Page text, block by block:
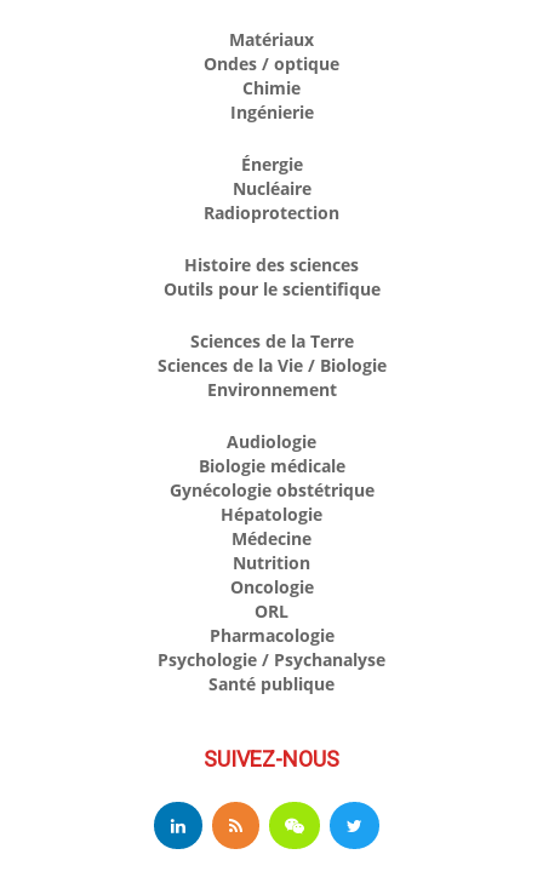
Matériaux
Ondes / optique
Chimie
Ingénierie
Énergie
Nucléaire
Radioprotection
Histoire des sciences
Outils pour le scientifique
Sciences de la Terre
Sciences de la Vie / Biologie
Environnement
Audiologie
Biologie médicale
Gynécologie obstétrique
Hépatologie
Médecine
Nutrition
Oncologie
ORL
Pharmacologie
Psychologie / Psychanalyse
Santé publique
SUIVEZ-NOUS